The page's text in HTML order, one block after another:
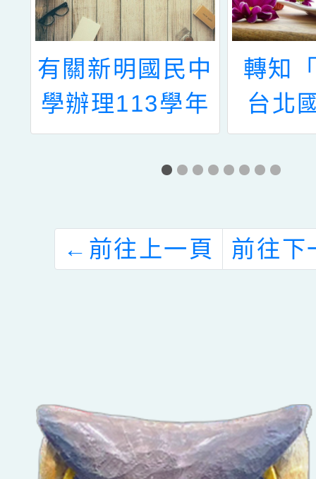
有關新明國民中
學辦理113學年
度教育優先區親
職教育講座(二)
「多重宇宙」～
網路世代的內在
轉知
台北
『寒
活動
← 前往上一頁 前往下